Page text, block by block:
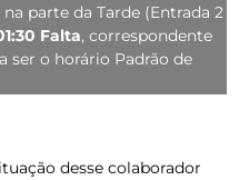
parte da Tarde (Entrada 2
Falta, correspondente
ser o horário Padrão de
desse colaborador